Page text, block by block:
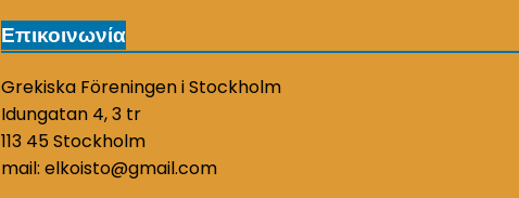
Επικοινωνία
Grekiska Föreningen i Stockholm
Idungatan 4, 3 tr
113 45 Stockholm
mail: elkoisto@gmail.com